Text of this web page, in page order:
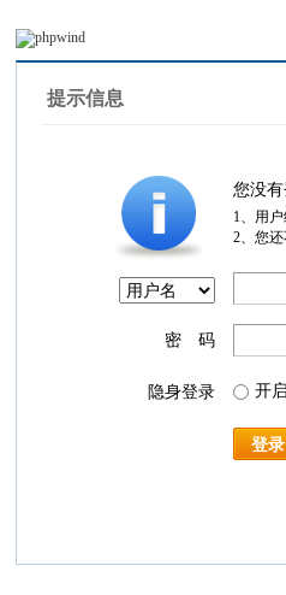
提示信息
您没
1、用
2、您
密 码
隐身登录 开启
登录